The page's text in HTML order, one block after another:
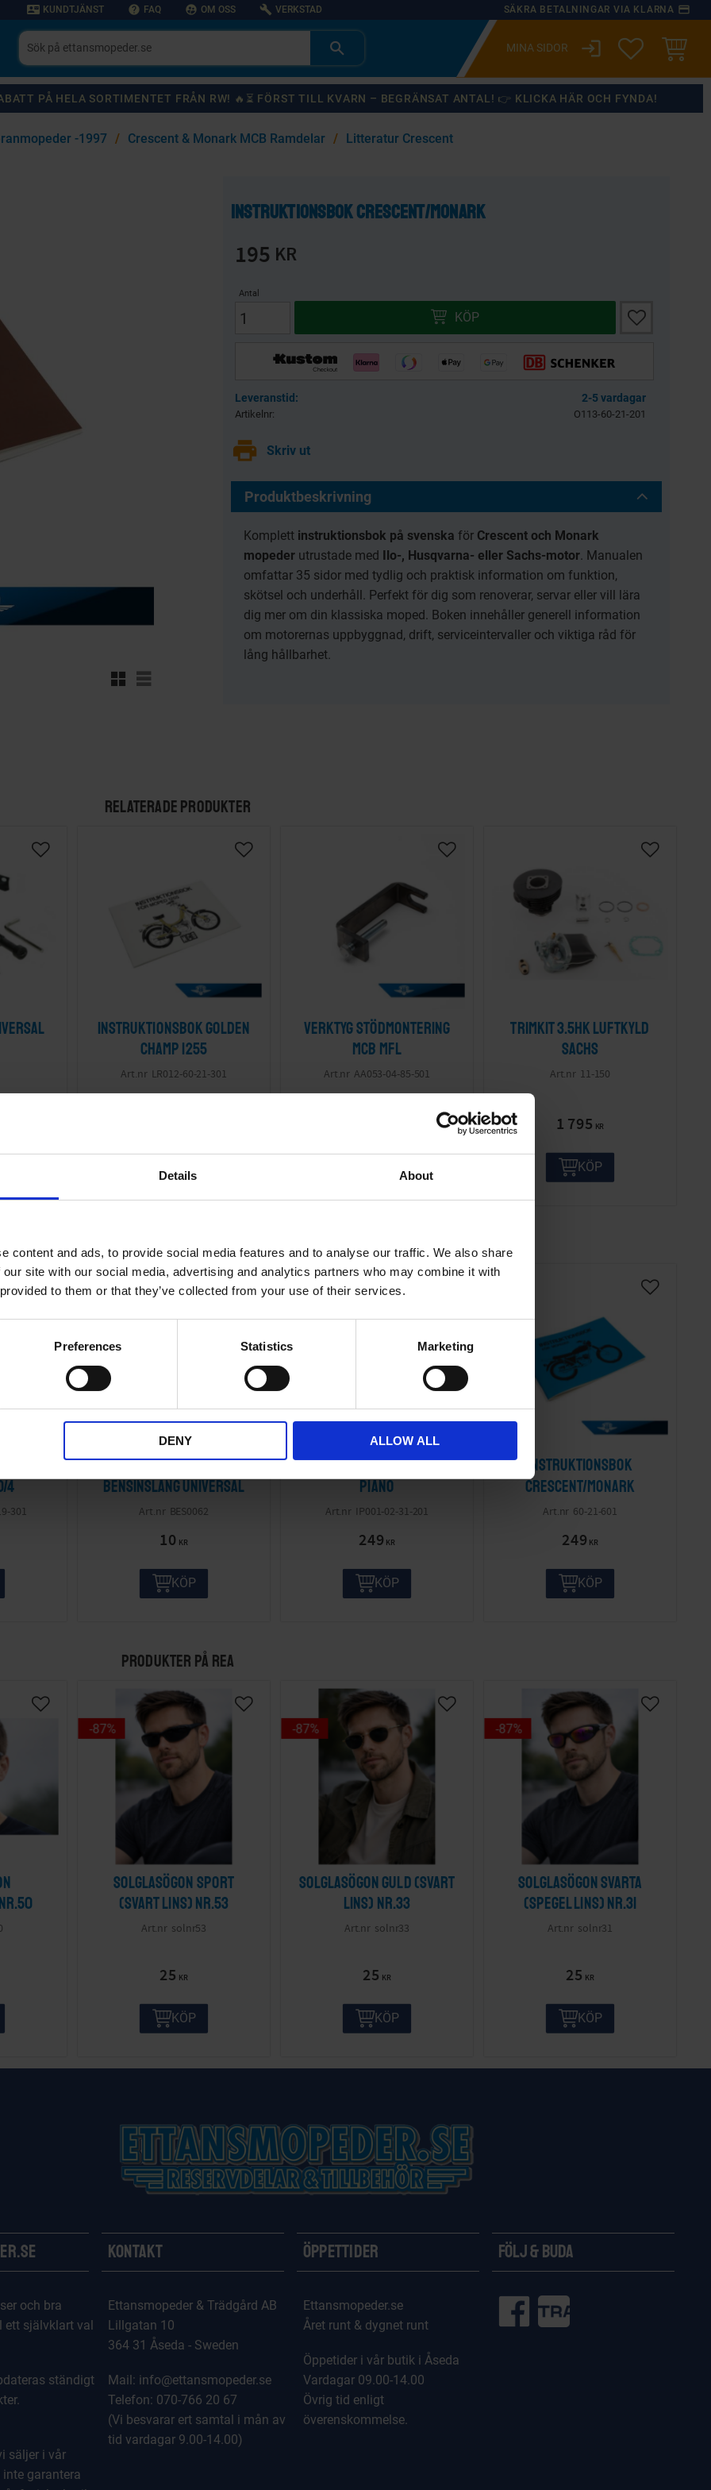
Details About
content and ads, to provide social media features and to analyse our traffic. We also share
site with our social media, advertising and analytics partners who may combine it with
to them or that they’ve collected from your use of their services.
Preferences Statistics Marketing
DENY ALLOW ALL
contact_mail KUNDTJÄNST help FAQ supervised_user_circle OM OSS build VERKSTAD SÄKRA BETALNINGAR VIA KLARNA payment
login ÖNSKELISTA
PÅ HELA SORTIMENTET FRÅN RW! 🔥⏳ FÖRST TILL KVARN – BEGRÄNSAT ANTAL! 👉 KLICKA HÄR OCH FYNDA!
KANSKE NÅGON AV DESSA PRODUKTER KAN INTRESSERA DIG?
Grillkol 2.5kg
20%
Bensinfilter rund
transparent 6mm
Universal
-1997 Crescent & Monark MCB Ramdelar Litteratur Crescent
Instruktionsbok Crescent/Monark
Rutnätsvy
Listvy
195 KR
Antal
KÖP Lägg till i
2-5 vardagar
Artikelnr O113-60-21-201
print Skriv ut
Produktbeskrivning
Komplett instruktionsbok på svenska för Crescent och Monark
mopederutrustade med Ilo-, Husqvarna- eller Sachs-motor. Manualen
omfattar 35 sidor med tydlig och praktisk information om funktion,
skötsel och underhåll. Perfekt för dig som renoverar, servar eller vill lära
dig mer om din klassiska moped. Boken innehåller generell information
om motorernas uppbyggnad, drift, serviceintervaller och viktiga råd för
lång hållbarhet.
RELATERADE PRODUKTER
Instruktionsbok Golden
Champ 1255
LR012-60-21-301
Verktyg stödmontering
MCB mfl
AA053-04-85-501
Trimkit 3.5HK Luftkyld
Sachs
11-150
1 795 KR
KÖP
ANDRA KÖPTE ÄVEN
4
301
Slangklämma 8mm
bensinslang Universal
BES0062
10 KR
KÖP
Packningssats ILO G50
Piano
IP001-02-31-201
249 KR
KÖP
Instruktionsbok
Crescent/Monark
60-21-601
249 KR
KÖP
PRODUKTER PÅ REA
Solglasögon sport
(svart lins) nr.53
solnr53
25 KR
87%
KÖP
Solglasögon guld (svart
lins) nr.33
solnr33
25 KR
87%
KÖP
Solglasögon svarta
(spegel lins) nr.31
solnr31
25 KR
87%
KÖP
och bra
ett självklart val
ständigt
säljer i vår
garantera
Kontakt
Ettansmopeder & Trädgård AB
Lillgatan 10
364 31 Åseda - Sweden
Mail: info@ettansmopeder.se
Telefon: 070-766 20 67
(Vi besvarar ert samtal i mån av
tid vardagar 9.00-14.00)
Öppettider
Ettansmopeder.se
Året runt & dygnet runt
Öppetider i vår butik i Åseda
Vardagar 09.00-14.00
Övrig tid enligt
överenskommelse.
Följ & Buda